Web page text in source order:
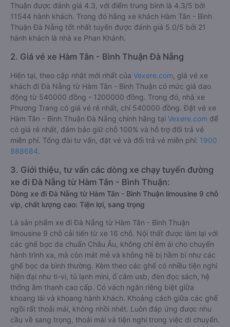
Thuận được đánh giá 4.3, với điểm trung bình là 4.3/5 bởi
11544 hành khách. Trong đó hãng xe khách Hàm Tân - Bình
Thuận Đà Nẵng tốt nhất tuyến được đánh giá 5.0/5 bởi 21
hành khách là nhà xe Phan Khánh.
2. Giá vé xe Hàm Tân - Bình Thuận Đà Nẵng
Hiện tại, theo cập nhật mới nhất của Vexere.com , giá vé xe
khách đi Đà Nẵng từ Hàm Tân - Bình Thuận có mức giá dao
động từ 540000 đồng - 1200000 đồng. Trong đó, nhà xe
Phương Trang có giá vé rẻ nhất, chỉ 540000 đồng. Đặt vé xe
Hàm Tân - Bình Thuận Đà Nẵng chính hãng tại Vexere.com để
có giá rẻ nhất, đảm bảo giữ chỗ 100% và hỗ trợ đổi trả vé
miễn phí. Tổng đài tư vấn, đặt vé và đổi trả vé miễn phí: 1900
888684.
3. Giới thiệu, tư vấn các dòng xe chạy tuyến đường
xe đi Đà Nẵng từ Hàm Tân - Bình Thuận:
Dòng xe đi Đà Nẵng từ Hàm Tân - Bình Thuận limousine 9 chỗ
vip, chất lượng cao: Tiện lợi, sang trọng
Là sản phẩm xe đi Đà Nẵng từ Hàm Tân - Bình Thuận
limousine 9 chỗ cải tiến từ xe 16 chỗ. Nội thất được làm lại với
các ghế bọc da chuẩn Châu Âu, không chỉ êm ái cho chuyến
hành trình xa, mà còn mát mẻ và không hề bị hầm bí như các
ghế bọc da bình thường. Kèm theo các ghế có nhiều tiện nghi
hiện đại như ti-vi, tủ lạnh mini, ổ cắm usb, đèn đọc sách, hệ
thống âm thanh cao cấp. Có vách ngăn riêng biệt giữa
khoang lái và khoang hành khách. Khoảng cách giữa các ghế
ngồi rất thoải mái, không nhồi nhét. Luôn đáp ứng được nhu
cầu về sang trọng, thoải mái và tiện nghi trong việc di chuyển.